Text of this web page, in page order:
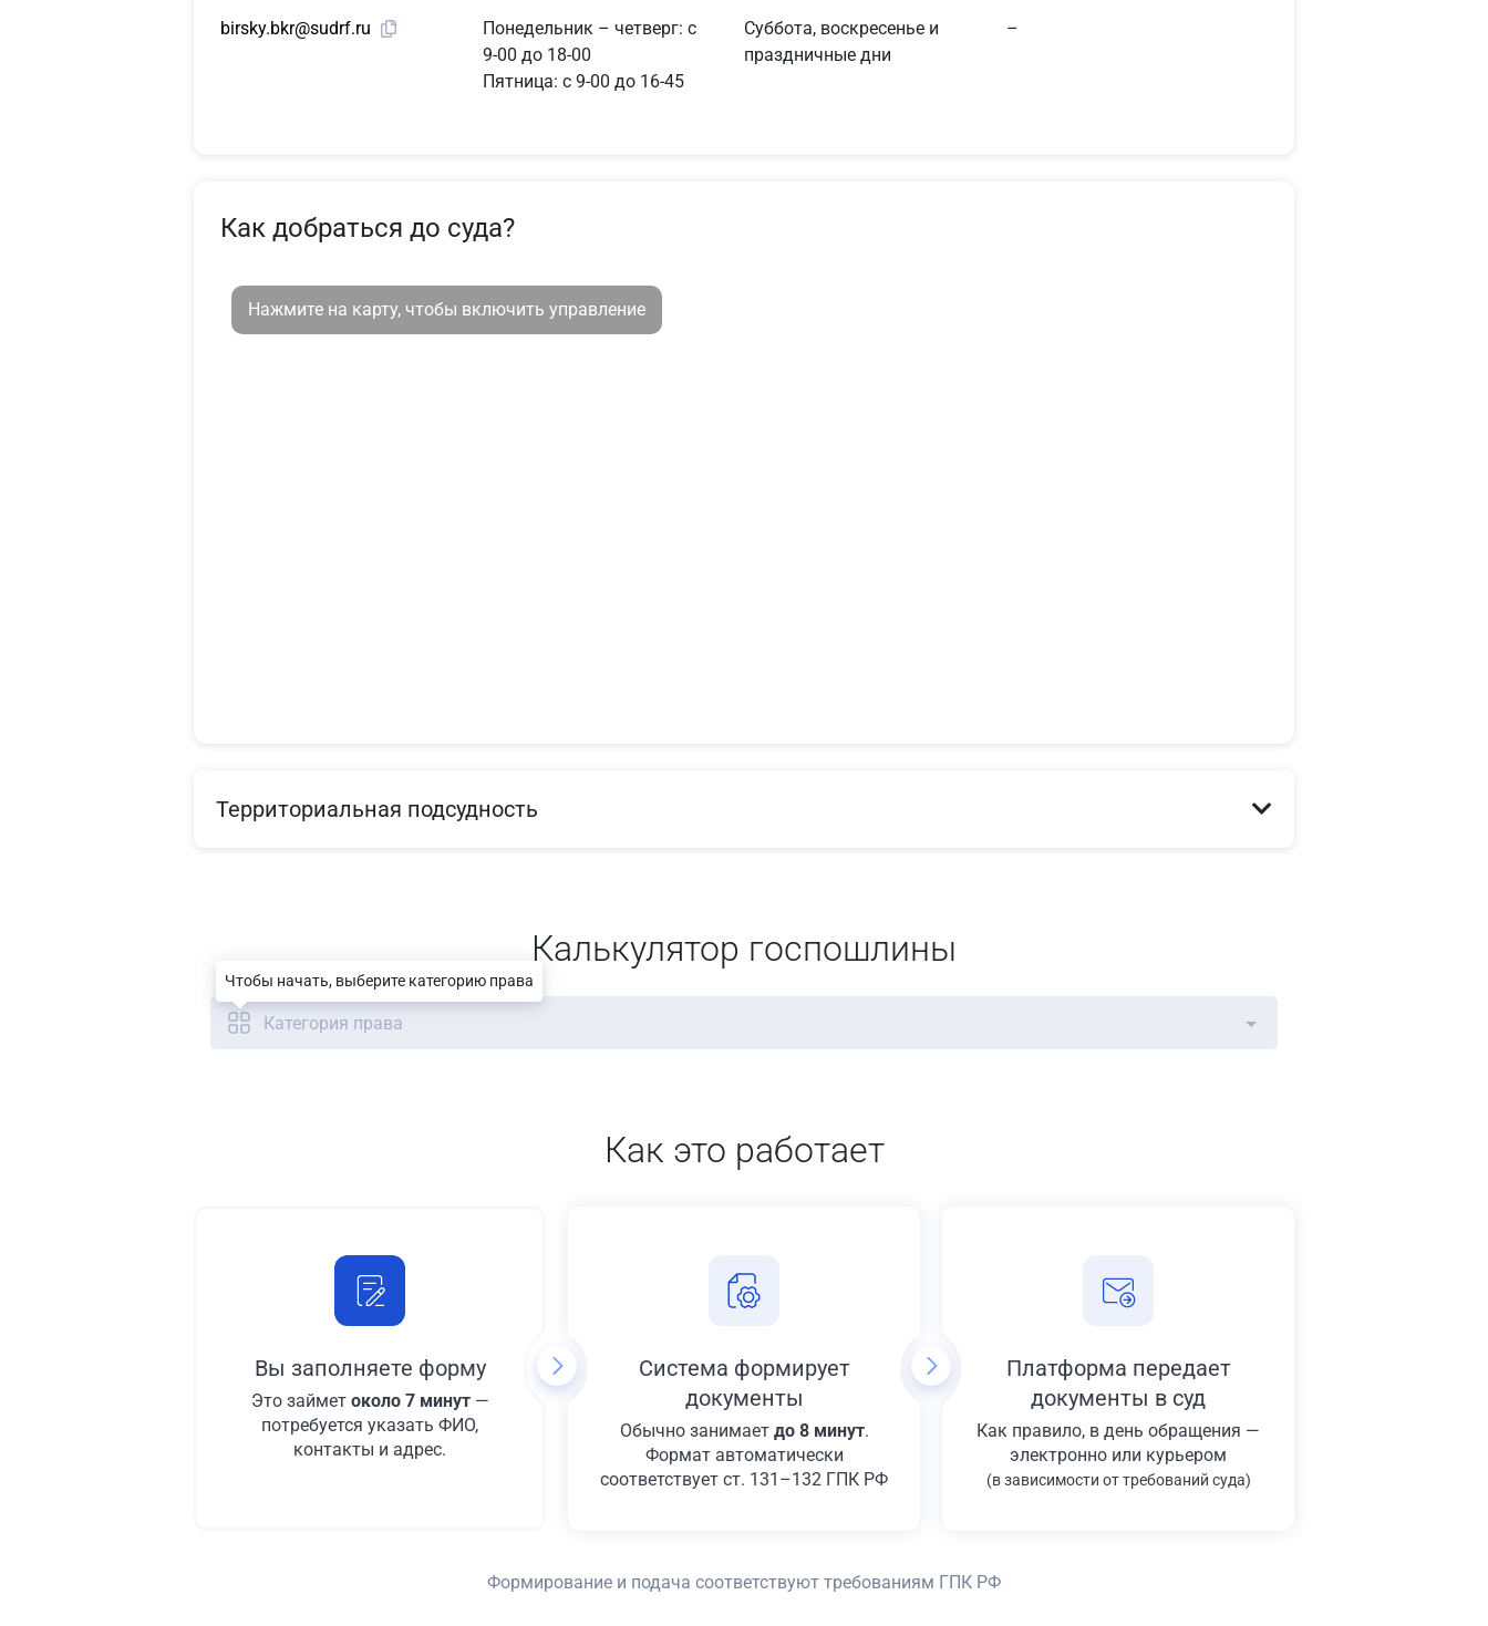
birsky.bkr@sudrf.ru
Понедельник – четверг: с
9-00 до 18-00
Пятница: с 9-00 до 16-45
Суббота, воскресенье и
праздничные дни
–
Как добраться до суда?
Нажмите на карту, чтобы включить управление
Территориальная подсудность
Калькулятор госпошлины
Категория права
Как это работает
Вы заполняете форму
Это займет около 7 минут—
потребуется указать ФИО,
контакты и адрес.
Система формирует
документы
Обычно занимает до 8 минут.
Формат автоматически
соответствует ст. 131–132 ГПК РФ
Платформа передает
документы в суд
Как правило, в день обращения —
электронно или курьером
(в зависимости от требований суда)
Формирование и подача соответствуют требованиям ГПК РФ
Чтобы начать, выберите категорию права